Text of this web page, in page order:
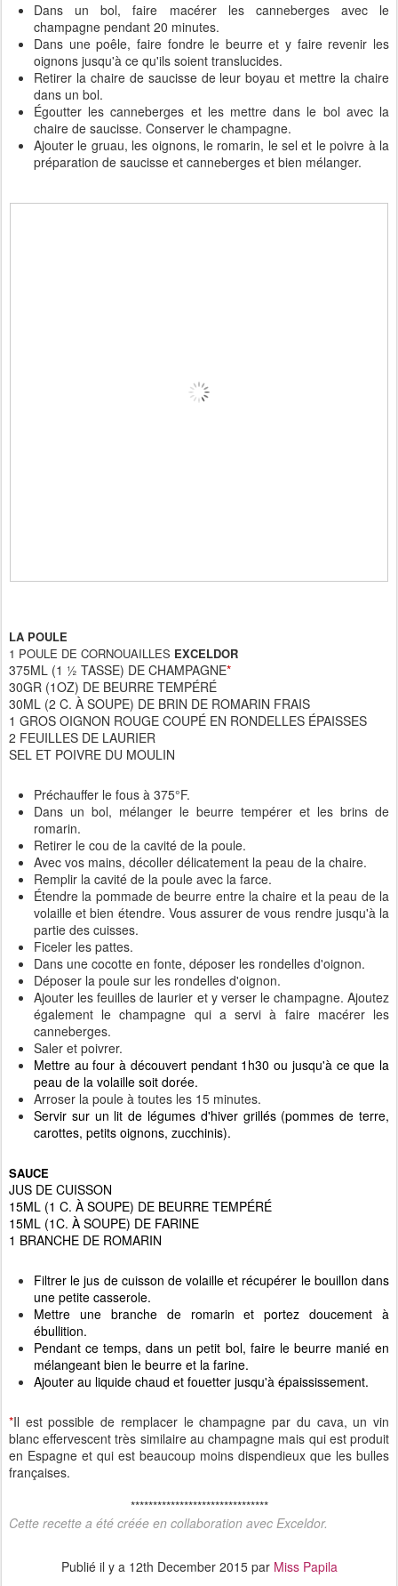
Dans un bol, faire macérer les canneberges avec le
champagne pendant 20 minutes.
Dans une poêle, faire fondre le beurre et y faire revenir les
oignons jusqu'à ce qu'ils soient translucides.
Retirer la chaire de saucisse de leur boyau et mettre la chaire
dans un bol.
Égoutter les canneberges et les mettre dans le bol avec la
chaire de saucisse. Conserver le champagne.
Ajouter le gruau, les oignons, le romarin, le sel et le poivre à la
préparation de saucisse et canneberges et bien mélanger.
LA POULE
1 POULE DE CORNOUAILLES EXCELDOR
375ML (1 ½ TASSE) DE CHAMPAGNE*
30GR (1OZ) DE BEURRE TEMPÉRÉ
30ML (2 C. À SOUPE) DE BRIN DE ROMARIN FRAIS
1 GROS OIGNON ROUGE COUPÉ EN RONDELLES ÉPAISSES
2 FEUILLES DE LAURIER
SEL ET POIVRE DU MOULIN
Préchauffer le fous à 375°F.
Dans un bol, mélanger le beurre tempérer et les brins de
romarin.
Retirer le cou de la cavité de la poule.
Avec vos mains, décoller délicatement la peau de la chaire.
Remplir la cavité de la poule avec la farce.
Étendre la pommade de beurre entre la chaire et la peau de la
volaille et bien étendre. Vous assurer de vous rendre jusqu'à la
partie des cuisses.
Ficeler les pattes.
Dans une cocotte en fonte, déposer les rondelles d'oignon.
Déposer la poule sur les rondelles d'oignon.
Ajouter les feuilles de laurier et y verser le champagne. Ajoutez
également le champagne qui a servi à faire macérer les
canneberges.
Saler et poivrer.
Mettre au four à découvert pendant 1h30 ou jusqu'à ce que la
peau de la volaille soit dorée.
Arroser la poule à toutes les 15 minutes.
Servir sur un lit de légumes d'hiver grillés (pommes de terre,
carottes, petits oignons, zucchinis).
SAUCE
JUS DE CUISSON
15ML (1 C. À SOUPE) DE BEURRE TEMPÉRÉ
15ML (1C. À SOUPE) DE FARINE
1 BRANCHE DE ROMARIN
Filtrer le jus de cuisson de volaille et récupérer le bouillon dans
une petite casserole.
Mettre une branche de romarin et portez doucement à
ébullition.
Pendant ce temps, dans un petit bol, faire le beurre manié en
mélangeant bien le beurre et la farine.
Ajouter au liquide chaud et fouetter jusqu'à épaississement.
*Il est possible de remplacer le champagne par du cava, un vin
blanc effervescent très similaire au champagne mais qui est produit
en Espagne et qui est beaucoup moins dispendieux que les bulles
françaises.
*******************************
Cette recette a été créée en collaboration avec Exceldor.
Publié il y a 12th December 2015par Miss Papila